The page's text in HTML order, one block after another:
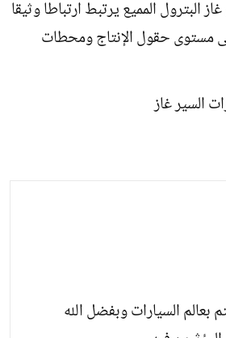
البترول المميع يرتبط ارتباطا وثيقا
مستوى حقول الإنتاج ومحطات
بعالم السيارات وبفضل الله